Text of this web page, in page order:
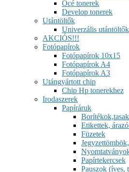
Océ tonerek
Develop tonerek
Utántöltők
Univerzális utántöltők
AKCIÓS!!!
Fotópapírok
Fotópapírok 10x15
Fotópapírok A4
Fotópapírok A3
Utángyártott chip
Chip Hp tonerekhez
Irodaszerek
Papíráruk
Etikettek,
Füzetek
Papírtekercsek
Pauszok (íves,